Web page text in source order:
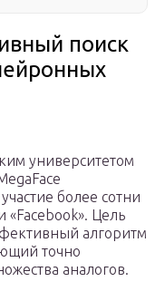
поиск
университетом
более сотни
«Facebook». Цель
алгоритм
точно
аналогов.